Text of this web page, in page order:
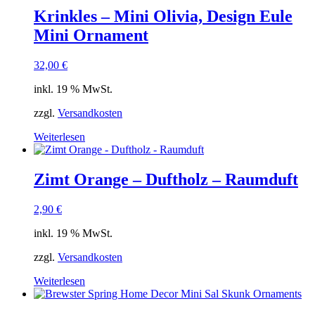
Krinkles – Mini Olivia, Design Eule
Mini Ornament
32,00 €
inkl. 19 % MwSt.
zzgl. Versandkosten
Weiterlesen
Zimt Orange – Duftholz – Raumduft
2,90 €
inkl. 19 % MwSt.
zzgl. Versandkosten
Weiterlesen